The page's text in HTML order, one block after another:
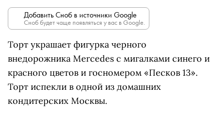
Добавить Сноб в источники Google
Сноб будет чаще появляться у вас в Google.
Торт украшает фигурка черного
внедорожника Mercedes с мигалками синего и
красного цветов и госномером «Песков 13».
Торт испекли в одной из домашних
кондитерских Москвы.